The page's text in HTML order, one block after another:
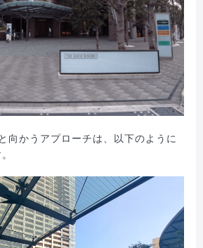
向かうアプローチは、以下のように